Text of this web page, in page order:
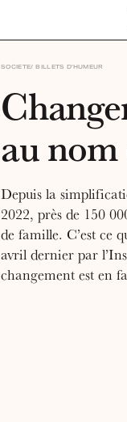
BILLETS D'HUMEUR
SOCIETE
au
Depuis la
2022, près de 150
de famille. C’est ce
avril dernier par
changement est en